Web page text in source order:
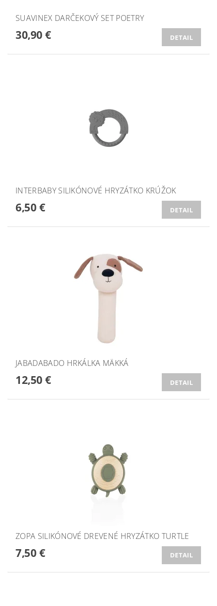
SUAVINEX DARČEKOVÝ SET POETRY
30,90 € DETAIL
INTERBABY SILIKÓNOVÉ HRYZÁTKO KRÚŽOK
6,50 € DETAIL
JABADABADO HRKÁLKA MÄKKÁ
12,50 € DETAIL
ZOPA SILIKÓNOVÉ DREVENÉ HRYZÁTKO TURTLE
7,50 € DETAIL